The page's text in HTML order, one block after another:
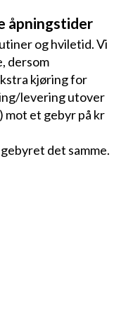
åpningstider
og hviletid. Vi
dersom
kjøring for
levering utover
mot et gebyr på kr
det samme.